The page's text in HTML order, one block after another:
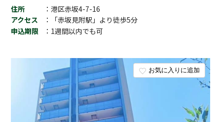
お気に入りに追加
住所
：港区赤坂4-7-16
アクセス
：「赤坂見附駅」より徒歩5分
申込期限
：1週間以内でも可